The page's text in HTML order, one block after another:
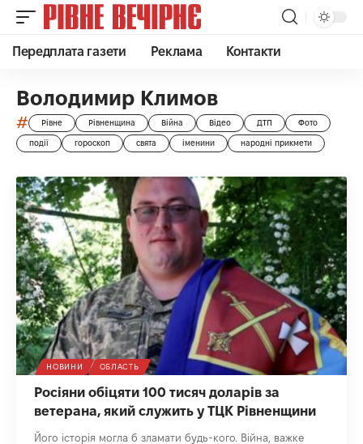
Передплата газети Реклама Контакти
Володимир Климов
# Рівне Рівненщина Війна Відео ДТП Фото
події гороскоп свята іменини народні прикмети
НОВИНИ ОБЛАСТЬ
Росіяни обіцяти 100 тисяч доларів за
ветерана, який служить у ТЦК Рівненщини
Його історія могла б зламати будь-кого. Війна, важке